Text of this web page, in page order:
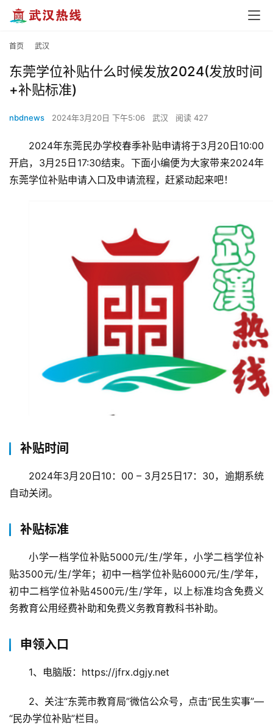
首页 武汉
东莞学位补贴什么时候发放2024(发放时间
+补贴标准)
nbdnews 2024年3月20日 下午5:06 武汉 阅读 427
2024年东莞民办学校春季补贴申请将于3月20日10:00
开启，3月25日17:30结束。下面小编便为大家带来2024年
东莞学位补贴申请入口及申请流程，赶紧动起来吧！
补贴时间
2024年3月20日10：00 – 3月25日17：30，逾期系统
自动关闭。
补贴标准
小学一档学位补贴5000元/生/学年，小学二档学位补
贴3500元/生/学年；初中一档学位补贴6000元/生/学年，
初中二档学位补贴4500元/生/学年，以上标准均含免费义
务教育公用经费补助和免费义务教育教科书补助。
申领入口
1、电脑版：https://jfrx.dgjy.net
2、关注“东莞市教育局”微信公众号，点击“民生实事”—
“民办学位补贴”栏目。